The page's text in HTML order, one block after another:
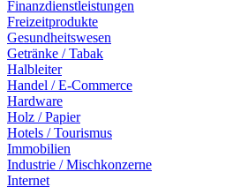
Finanzdienstleistungen
Freizeitprodukte
Gesundheitswesen
Getränke / Tabak
Halbleiter
Handel / E-Commerce
Hardware
Holz / Papier
Hotels / Tourismus
Immobilien
Industrie / Mischkonzerne
Internet